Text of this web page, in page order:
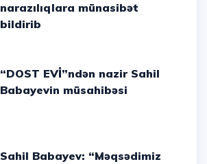
narazılıqlara münasibət
bildirib
“DOST EVİ”ndən nazir Sahil
Babayevin müsahibəsi
Sahil Babayev: “Məqsədimiz